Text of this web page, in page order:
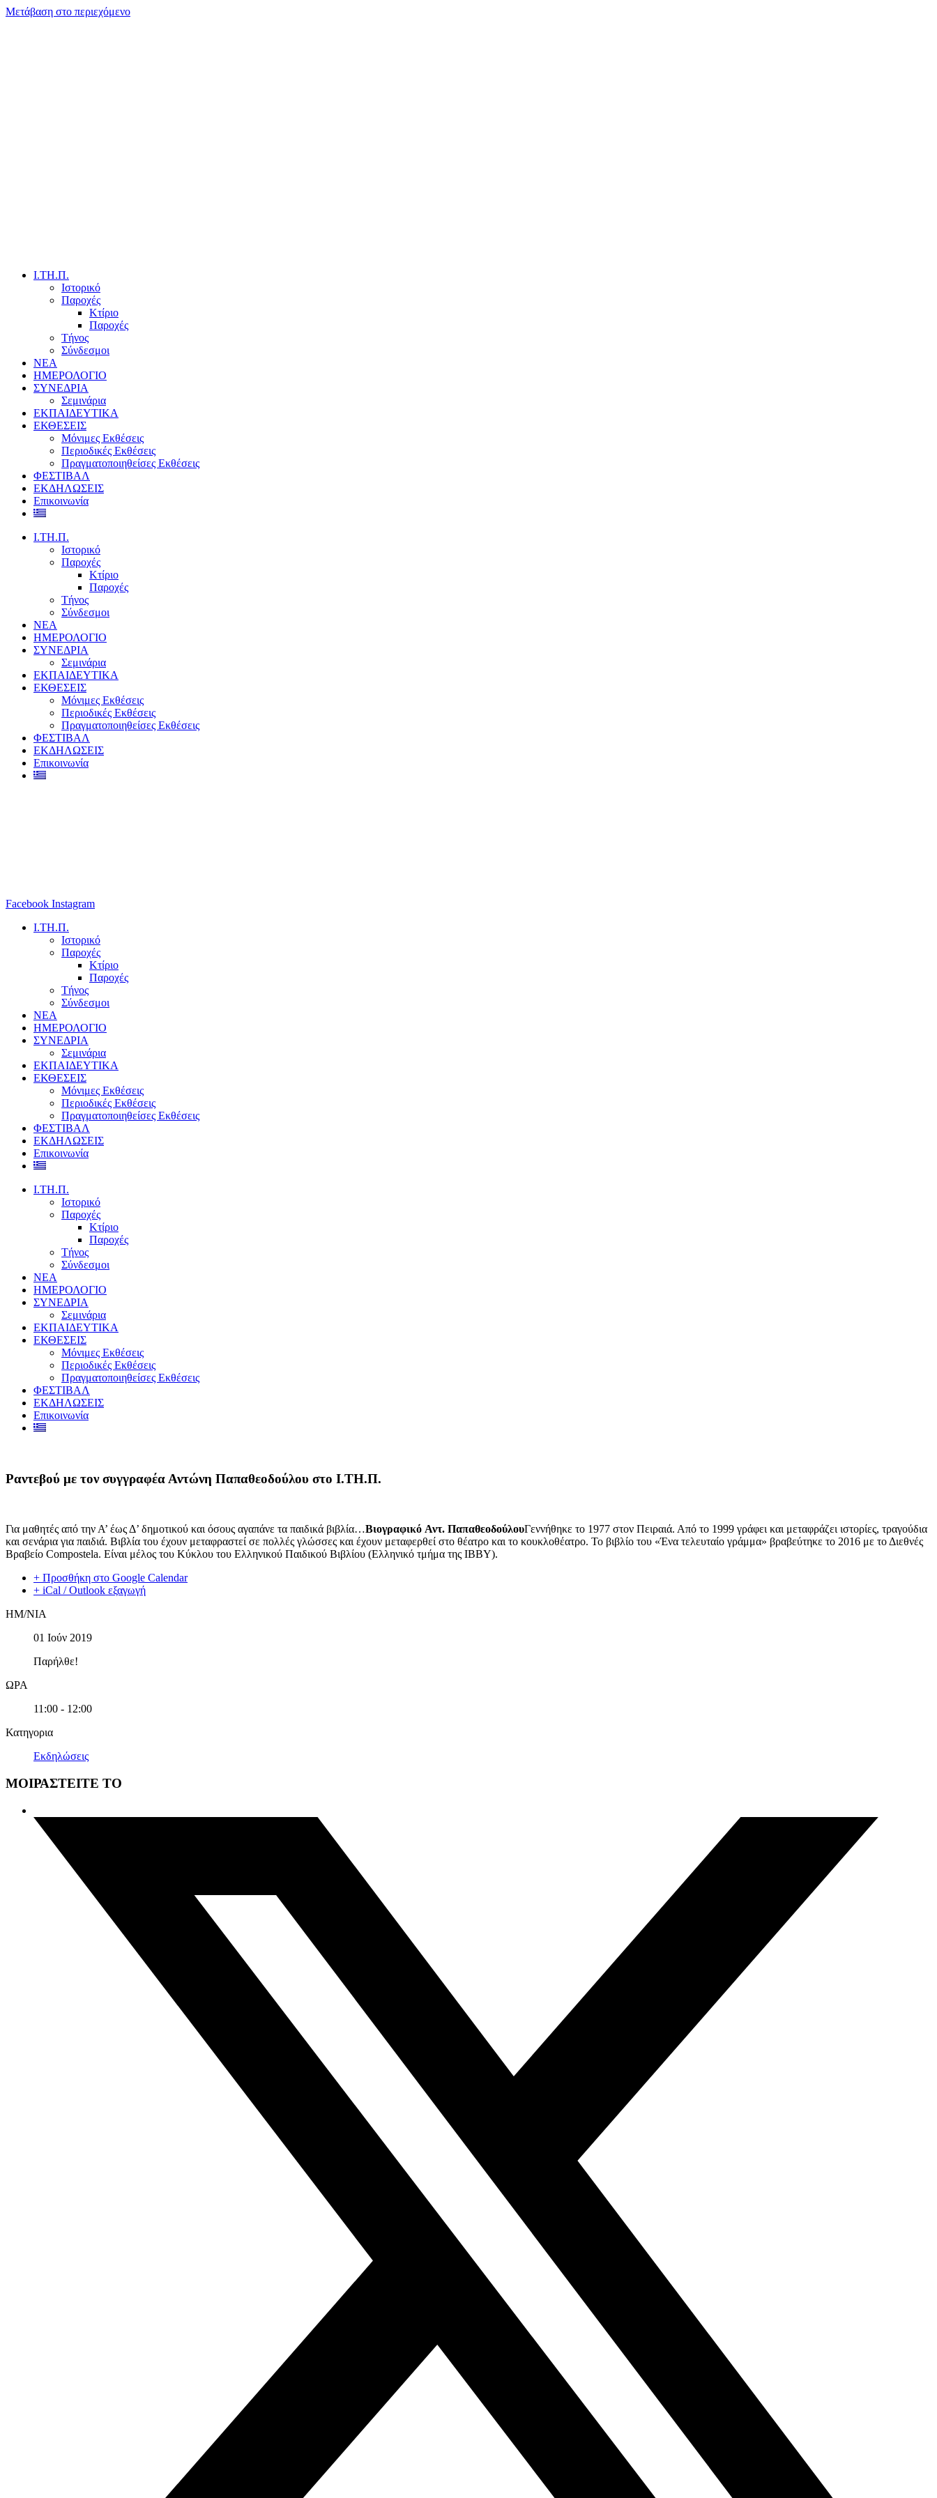
Μετάβαση στο περιεχόμενο
Ι.ΤΗ.Π.
Ιστορικό
Παροχές
Κτίριο
Παροχές
Τήνος
Σύνδεσμοι
ΝΕΑ
ΗΜΕΡΟΛΟΓΙΟ
ΣΥΝΕΔΡΙΑ
Σεμινάρια
ΕΚΠΑΙΔΕΥΤΙΚΑ
ΕΚΘΕΣΕΙΣ
Μόνιμες Εκθέσεις
Περιοδικές Εκθέσεις
Πραγματοποιηθείσες Εκθέσεις
ΦΕΣΤΙΒΑΛ
ΕΚΔΗΛΩΣΕΙΣ
Επικοινωνία
Ι.ΤΗ.Π.
Ιστορικό
Παροχές
Κτίριο
Παροχές
Τήνος
Σύνδεσμοι
ΝΕΑ
ΗΜΕΡΟΛΟΓΙΟ
ΣΥΝΕΔΡΙΑ
Σεμινάρια
ΕΚΠΑΙΔΕΥΤΙΚΑ
ΕΚΘΕΣΕΙΣ
Μόνιμες Εκθέσεις
Περιοδικές Εκθέσεις
Πραγματοποιηθείσες Εκθέσεις
ΦΕΣΤΙΒΑΛ
ΕΚΔΗΛΩΣΕΙΣ
Επικοινωνία
Facebook Instagram
Ι.ΤΗ.Π.
Ιστορικό
Παροχές
Κτίριο
Παροχές
Τήνος
Σύνδεσμοι
ΝΕΑ
ΗΜΕΡΟΛΟΓΙΟ
ΣΥΝΕΔΡΙΑ
Σεμινάρια
ΕΚΠΑΙΔΕΥΤΙΚΑ
ΕΚΘΕΣΕΙΣ
Μόνιμες Εκθέσεις
Περιοδικές Εκθέσεις
Πραγματοποιηθείσες Εκθέσεις
ΦΕΣΤΙΒΑΛ
ΕΚΔΗΛΩΣΕΙΣ
Επικοινωνία
Ι.ΤΗ.Π.
Ιστορικό
Παροχές
Κτίριο
Παροχές
Τήνος
Σύνδεσμοι
ΝΕΑ
ΗΜΕΡΟΛΟΓΙΟ
ΣΥΝΕΔΡΙΑ
Σεμινάρια
ΕΚΠΑΙΔΕΥΤΙΚΑ
ΕΚΘΕΣΕΙΣ
Μόνιμες Εκθέσεις
Περιοδικές Εκθέσεις
Πραγματοποιηθείσες Εκθέσεις
ΦΕΣΤΙΒΑΛ
ΕΚΔΗΛΩΣΕΙΣ
Επικοινωνία
Ραντεβού με τον συγγραφέα Αντώνη Παπαθεοδούλου στο Ι.ΤΗ.Π.
Για μαθητές από την Α’ έως Δ’ δημοτικού και όσους αγαπάνε τα παιδικά βιβλία…Βιογραφικό Αντ. ΠαπαθεοδούλουΓεννήθηκε το 1977 στον Πειραιά. Από το 1999 γράφει και μεταφράζει ιστορίες, τραγούδια
και σενάρια για παιδιά. Βιβλία του έχουν μεταφραστεί σε πολλές γλώσσες και έχουν μεταφερθεί στο θέατρο και το κουκλοθέατρο. To βιβλίο του «Ένα τελευταίο γράμμα» βραβεύτηκε το 2016 με το Διεθνές
Βραβείο Compostela. Είναι μέλος του Κύκλου του Ελληνικού Παιδικού Βιβλίου (Ελληνικό τμήμα της IBBY).
+ Προσθήκη στο Google Calendar
+ iCal / Outlook εξαγωγή
ΗΜ/ΝΙΑ
01 Ιούν 2019
Παρήλθε!
ΩΡΑ
11:00 - 12:00
Κατηγορια
Εκδηλώσεις
ΜΟΙΡΑΣΤΕΙΤΕ ΤΟ